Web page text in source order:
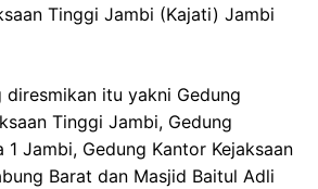
Tinggi Jambi (Kajati) Jambi
itu yakni Gedung
Tinggi Jambi, Gedung
1 Jambi, Gedung Kantor Kejaksaan
Barat dan Masjid Baitul Adli